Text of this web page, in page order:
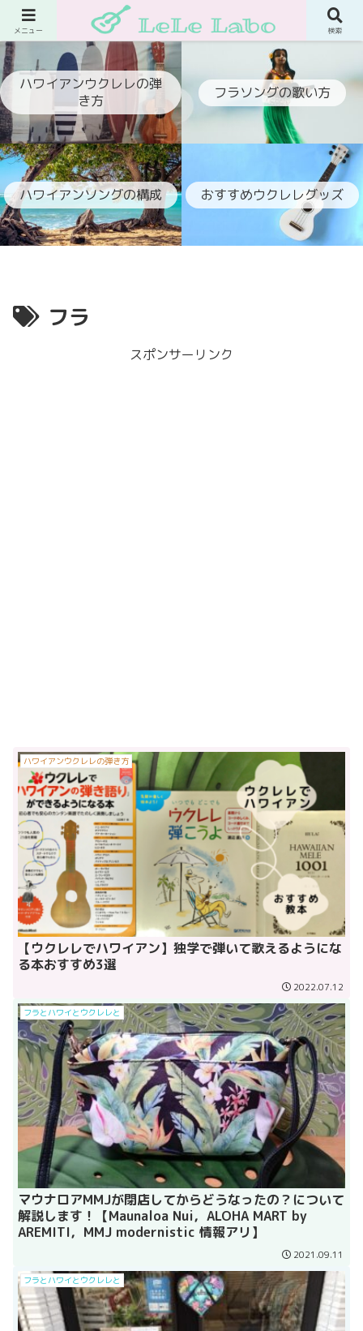
ウクレレでフラ伴奏ができるようになるブログ
ハワイアンウクレレの弾
き方
フラソングの歌い方
ハワイアンソングの構成 おすすめウクレレグッズ
フラ
スポンサーリンク
ハワイアンウクレレの弾き方
【ウクレレでハワイアン】独学で弾いて歌えるようにな
る本おすすめ3選
2022.07.12
フラとハワイとウクレレと
マウナロアMMJが閉店してからどうなったの？について
解説します！【Maunaloa Nui，ALOHA MART by
AREMITI，MMJ modernistic 情報アリ】
2021.09.11
フラとハワイとウクレレと
メニュー 検索